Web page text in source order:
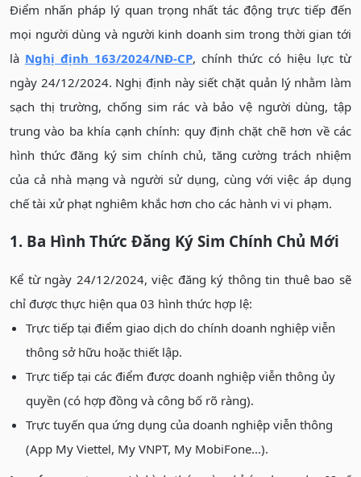
Điểm nhấn pháp lý quan trọng nhất tác động trực tiếp đến
mọi người dùng và người kinh doanh sim trong thời gian tới
là Nghị định 163/2024/NĐ-CP, chính thức có hiệu lực từ
ngày 24/12/2024. Nghị định này siết chặt quản lý nhằm làm
sạch thị trường, chống sim rác và bảo vệ người dùng, tập
trung vào ba khía cạnh chính: quy định chặt chẽ hơn về các
hình thức đăng ký sim chính chủ, tăng cường trách nhiệm
của cả nhà mạng và người sử dụng, cùng với việc áp dụng
chế tài xử phạt nghiêm khắc hơn cho các hành vi vi phạm.
1. Ba Hình Thức Đăng Ký Sim Chính Chủ Mới
Kể từ ngày 24/12/2024, việc đăng ký thông tin thuê bao sẽ
chỉ được thực hiện qua 03 hình thức hợp lệ:
Trực tiếp tại điểm giao dịch do chính doanh nghiệp viễn
thông sở hữu hoặc thiết lập.
Trực tiếp tại các điểm được doanh nghiệp viễn thông ủy
quyền (có hợp đồng và công bố rõ ràng).
Trực tuyến qua ứng dụng của doanh nghiệp viễn thông
(App My Viettel, My VNPT, My MobiFone...).